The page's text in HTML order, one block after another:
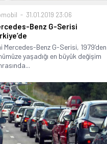
31.01.2019 23:06
Benz G-Serisi
Mercedes-Benz G-Serisi, 1979’den
yaşadığı en büyük değişim